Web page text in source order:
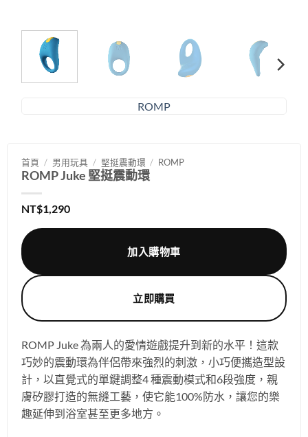
ROMP
首頁 / 男用玩具 / 堅挺震動環 / ROMP
ROMP Juke 堅挺震動環
NT$1,290
加入購物車
立即購買
ROMP Juke 為兩人的愛情遊戲提升到新的水平！這款
巧妙的震動環為伴侶帶來強烈的刺激，小巧便攜造型設
計，以直覺式的單鍵調整4 種震動模式和6段強度，親
膚矽膠打造的無縫工藝，使它能100%防水，讓您的樂
趣延伸到浴室甚至更多地方。